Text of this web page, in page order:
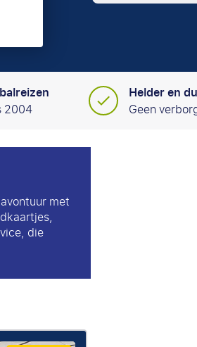
2004
Helder en
Geen
met
die